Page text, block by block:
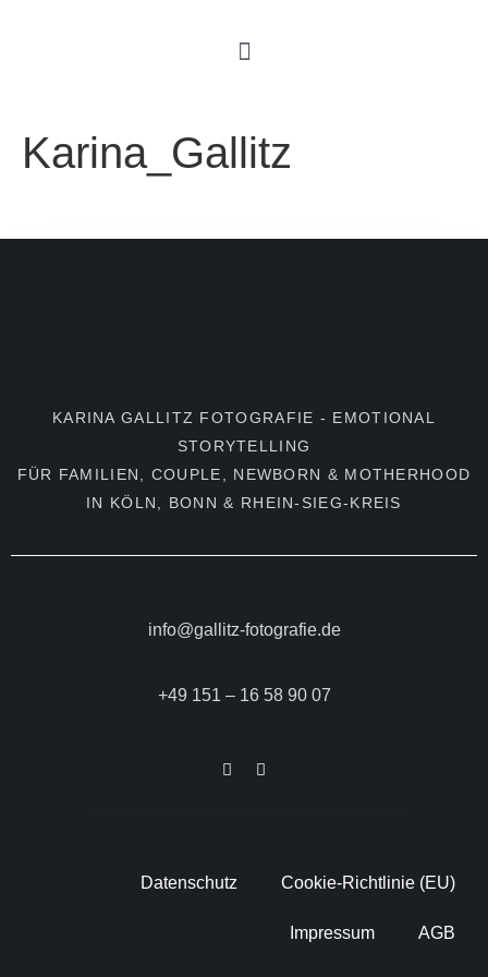
Karina_Gallitz
KARINA GALLITZ FOTOGRAFIE - EMOTIONAL
STORYTELLING
FÜR FAMILIEN, COUPLE, NEWBORN & MOTHERHOOD
IN KÖLN, BONN & RHEIN-SIEG-KREIS
info@gallitz-fotografie.de
+49 151 – 16 58 90 07
Datenschutz Cookie-Richtlinie (EU)
Impressum AGB